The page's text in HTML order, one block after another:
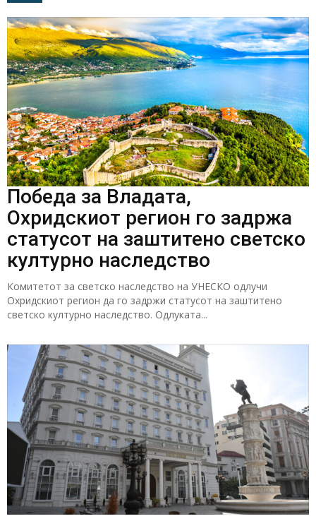
Победа за Владата,
Охридскиот регион го задржа
статусот на заштитено светско
културно наследство
Комитетот за светско наследство на УНЕСКО одлучи
Охридскиот регион да го задржи статусот на заштитено
светско културно наследство. Одлуката...